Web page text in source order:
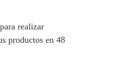
realizar
productos en 48